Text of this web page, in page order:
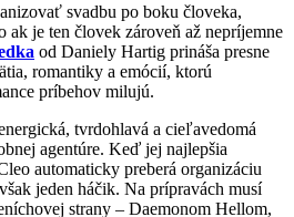
svadbu po boku človeka,
ak je ten človek zároveň až nepríjemne
od Daniely Hartig prináša presne
romantiky a emócií, ktorú
príbehov milujú.
tvrdohlavá a cieľavedomá
agentúre. Keď jej najlepšia
automaticky preberá organizáciu
jeden háčik. Na prípravách musí
strany – Daemonom Hellom,